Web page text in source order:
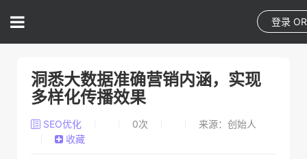
登录
洞悉大数据准确营销内涵，实现
多样化传播效果
SEO优化 0次
来源：创始人
收藏